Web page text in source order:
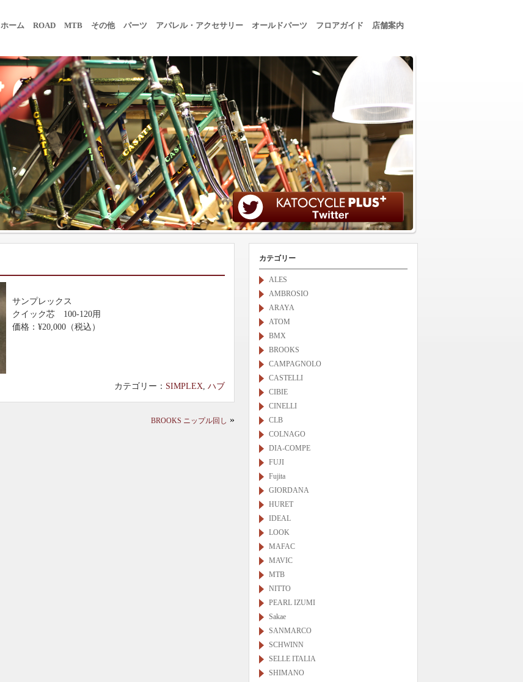
ホーム ROAD MTB その他 パーツ アパレル・アクセサリー オールドパーツ フロアガイド 店舗案内
サンプレックス
クイック芯 100-120用
価格：¥20,000（税込）
カテゴリー： SIMPLEX, ハブ
BROOKS ニップル回し »
カテゴリー
ALES
AMBROSIO
ARAYA
ATOM
BMX
BROOKS
CAMPAGNOLO
CASTELLI
CIBIE
CINELLI
CLB
COLNAGO
DIA-COMPE
FUJI
Fujita
GIORDANA
HURET
IDEAL
LOOK
MAFAC
MAVIC
MTB
NITTO
PEARL IZUMI
Sakae
SANMARCO
SCHWINN
SELLE ITALIA
SHIMANO